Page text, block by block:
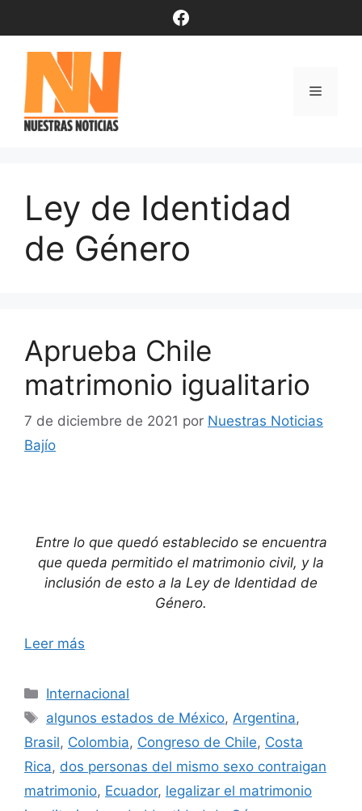
contenido
Facebook
Menú
Ley de Identidad
de Género
Aprueba Chile
matrimonio igualitario
7 de diciembre de 2021 por Nuestras Noticias
Bajío
Entre lo que quedó establecido se encuentra
que queda permitido el matrimonio civil, y la
inclusión de esto a la Ley de Identidad de
Género.
Leer más
Categorías
Internacional
Etiquetas
algunos estados de México,Argentina,
Brasil, Colombia, Congreso de Chile, Costa
Rica, dos personas del mismo sexo contraigan
matrimonio, Ecuador, legalizar el matrimonio